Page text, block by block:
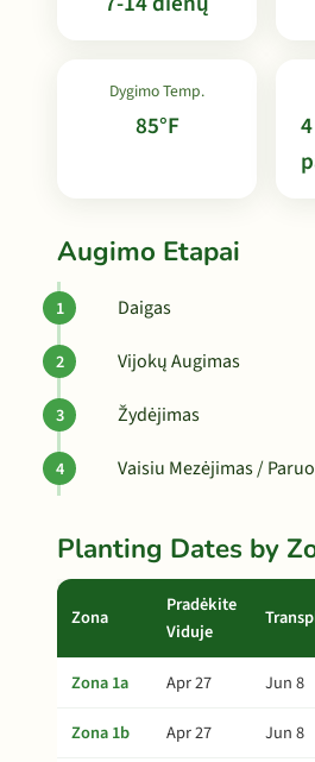
Dygimo Temp.
85°F
Augimo Etapai
Daigas
Vijokų Augimas
Žydėjimas
Vaisiu Mezėjimas /
Planting Dates by
Zona
Pradėkite
Viduje
Zona 1a Apr 27 Jun 8
Zona 1b
Apr 27 Jun 8